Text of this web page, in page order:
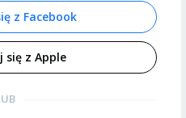
z Facebook
się z Apple